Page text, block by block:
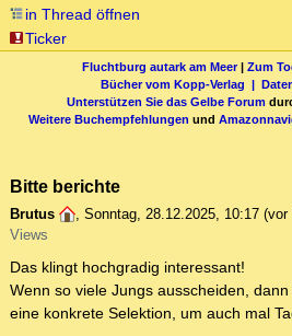
in Thread öffnen
Ticker
Fluchtburg autark am Meer| Zum
Bücher vom Kopp-Verlag |
Unterstützen Sie das Gelbe Forum
Weitere Buchempfehlungen und
Bitte berichte
Brutus , Sonntag, 28.12.2025, 10:17 (vor
Views
Das klingt hochgradig interessant!
Wenn so viele Jungs ausscheiden,
eine konkrete Selektion, um auch mal